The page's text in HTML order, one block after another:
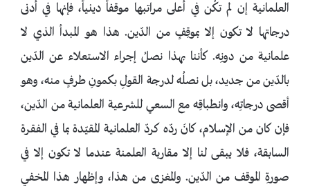
العلمانية إن لم تكُن في أعلى مراتبها موقفاً دينياً، فإنها في أدنى
درجاتها لا تكون إلا بموقِفٍ من الدّين. هذا هو المبدأ الذي لا
علمانية من دونِه. كأننا بهذا نصلُ إجراء الاستعلاء عن الدّين
بالدّين من جديد، بل نصلُه لدرجة القولِ بكمونِ طرفٍ منه، وهو
أقصى درجاتِه، وانطباقِه مع السعي للشرعية العلمانية من الدّين،
فإن كان من الإسلام، كانَ ردّه كردّ العلمانية المقيّدة بما في الفقرة
السابقة، فلا يبقى لنا إلا مقاربة العلمنة عندما لا تكون إلا في
صورةِ الموقف من الدّين. والمغزى من هذا، وإظهار هذا المخفي